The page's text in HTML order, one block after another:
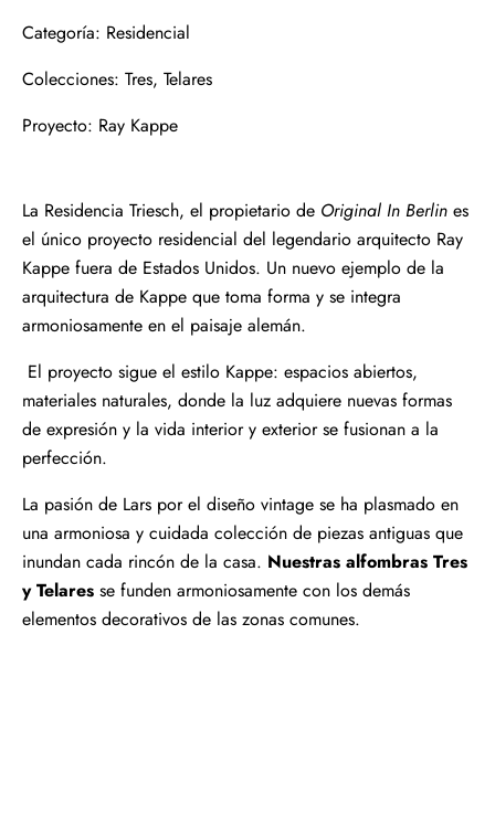
Categoría: Residencial
Colecciones: Tres, Telares
Proyecto: Ray Kappe
La Residencia Triesch, el propietario de Original In Berlin es
el único proyecto residencial del legendario arquitecto Ray
Kappe fuera de Estados Unidos. Un nuevo ejemplo de la
arquitectura de Kappe que toma forma y se integra
armoniosamente en el paisaje alemán.
El proyecto sigue el estilo Kappe: espacios abiertos,
materiales naturales, donde la luz adquiere nuevas formas
de expresión y la vida interior y exterior se fusionan a la
perfección.
La pasión de Lars por el diseño vintage se ha plasmado en
una armoniosa y cuidada colección de piezas antiguas que
inundan cada rincón de la casa. Nuestras alfombras Tres
y Telares se funden armoniosamente con los demás
elementos decorativos de las zonas comunes.